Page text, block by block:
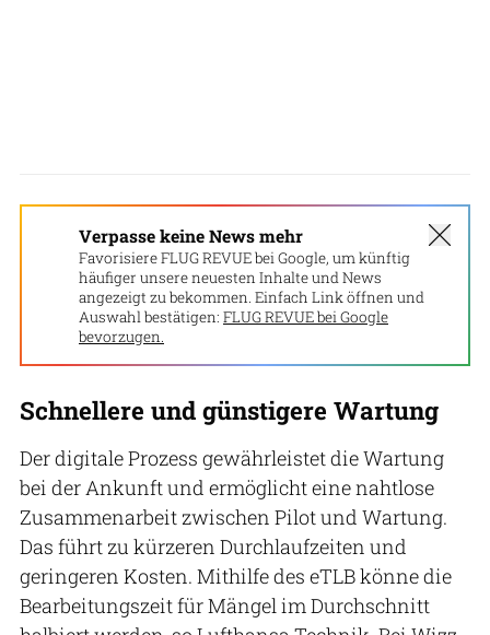
Verpasse keine News mehr
Favorisiere FLUG REVUE bei Google, um künftig
häufiger unsere neuesten Inhalte und News
angezeigt zu bekommen. Einfach Link öffnen und
Auswahl bestätigen: FLUG REVUE bei Google
bevorzugen.
Schnellere und günstigere Wartung
Der digitale Prozess gewährleistet die Wartung
bei der Ankunft und ermöglicht eine nahtlose
Zusammenarbeit zwischen Pilot und Wartung.
Das führt zu kürzeren Durchlaufzeiten und
geringeren Kosten. Mithilfe des eTLB könne die
Bearbeitungszeit für Mängel im Durchschnitt